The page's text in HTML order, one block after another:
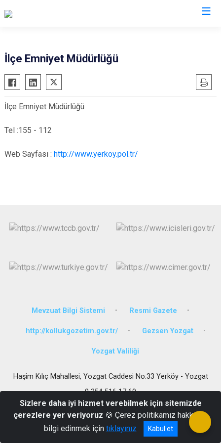
Gebze
Gölcük
Kandıra
Derince
Kartepe
İlçe Emniyet Müdürlüğü
İlçe Emniyet Müdürlüğü
Tel :155 - 112
Web Sayfası : http://www.yerkoy.pol.tr/
Mevzuat Bilgi Sistemi Resmi Gazete
http://kollukgozetim.gov.tr/ Gezsen Yozgat
Yozgat Valiliği
Haşim Kılıç Mahallesi, Yozgat Caddesi No:33 Yerköy - Yozgat
0 354 516 17 60
Sizlere daha iyi hizmet verebilmek için sitemizde
çerezlere yer veriyoruz 🍪 Çerez politikamız hakkında
bilgi edinmek için tıklayınız Kabul et